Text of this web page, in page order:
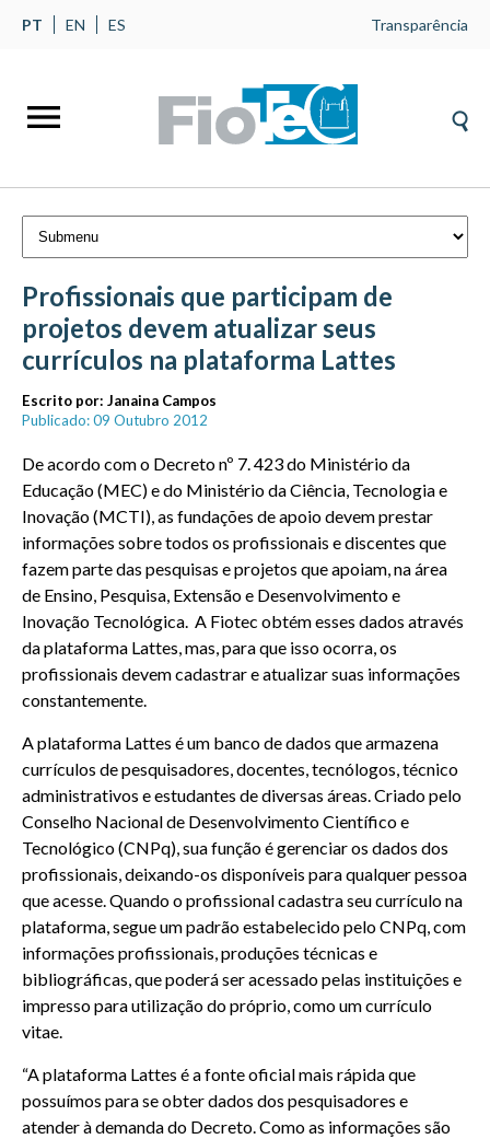
PT EN ES Transparência
Profissionais que participam de
projetos devem atualizar seus
currículos na plataforma Lattes
Escrito por: Janaina Campos
Publicado: 09 Outubro 2012
De acordo com o Decreto nº 7. 423 do Ministério da
Educação (MEC) e do Ministério da Ciência, Tecnologia e
Inovação (MCTI), as fundações de apoio devem prestar
informações sobre todos os profissionais e discentes que
fazem parte das pesquisas e projetos que apoiam, na área
de Ensino, Pesquisa, Extensão e Desenvolvimento e
Inovação Tecnológica. A Fiotec obtém esses dados através
da plataforma Lattes, mas, para que isso ocorra, os
profissionais devem cadastrar e atualizar suas informações
constantemente.
A plataforma Lattes é um banco de dados que armazena
currículos de pesquisadores, docentes, tecnólogos, técnico
administrativos e estudantes de diversas áreas. Criado pelo
Conselho Nacional de Desenvolvimento Científico e
Tecnológico (CNPq), sua função é gerenciar os dados dos
profissionais, deixando-os disponíveis para qualquer pessoa
que acesse. Quando o profissional cadastra seu currículo na
plataforma, segue um padrão estabelecido pelo CNPq, com
informações profissionais, produções técnicas e
bibliográficas, que poderá ser acessado pelas instituições e
impresso para utilização do próprio, como um currículo
vitae.
“A plataforma Lattes é a fonte oficial mais rápida que
possuímos para se obter dados dos pesquisadores e
atender à demanda do Decreto. Como as informações são